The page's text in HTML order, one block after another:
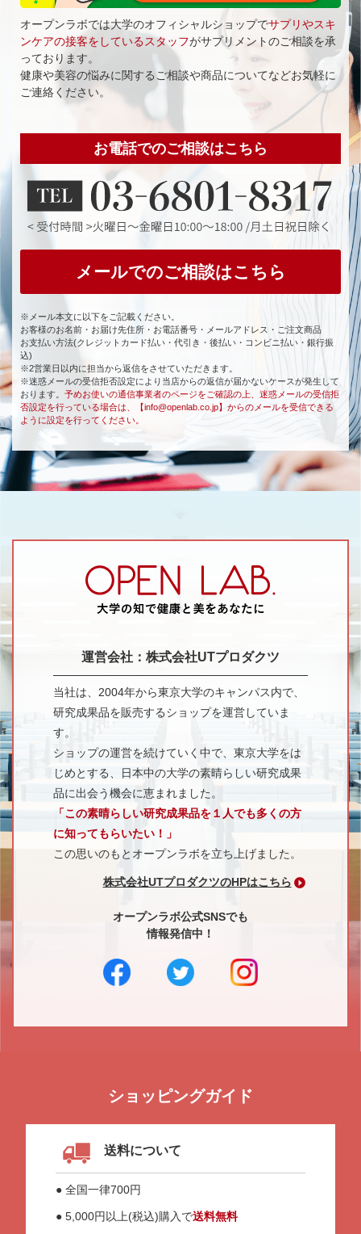
オープンラボでは大学のオフィシャルショップでサプリやスキ
ンケアの接客をしているスタッフがサプリメントのご相談を承
っております。
健康や美容の悩みに関するご相談や商品についてなどお気軽に
ご連絡ください。
お電話でのご相談はこちら
メールでのご相談はこちら
※メール本文に以下をご記載ください。
お客様のお名前・お届け先住所・お電話番号・メールアドレス・ご注文商品
お支払い方法(クレジットカード払い・代引き・後払い・コンビニ払い・銀行振
込)
※2営業日以内に担当から返信をさせていただきます。
※迷惑メールの受信拒否設定により当店からの返信が届かないケースが発生して
おります。 予めお使いの通信事業者のページをご確認の上、迷惑メールの受信拒
否設定を行っている場合は、【info@openlab.co.jp】からのメールを受信できる
ように設定を行ってください。
運営会社：株式会社UTプロダクツ
当社は、2004年から東京大学のキャンパス内で、
研究成果品を販売するショップを運営していま
す。
ショップの運営を続けていく中で、東京大学をは
じめとする、日本中の大学の素晴らしい研究成果
品に出会う機会に恵まれました。
「この素晴らしい研究成果品を１人でも多くの方
に知ってもらいたい！」
この思いのもとオープンラボを立ち上げました。
株式会社UTプロダクツのHPはこちら
オープンラボ公式SNSでも
情報発信中！
ショッピングガイド
送料について
● 全国一律700円
● 5,000円以上(税込)購入で送料無料